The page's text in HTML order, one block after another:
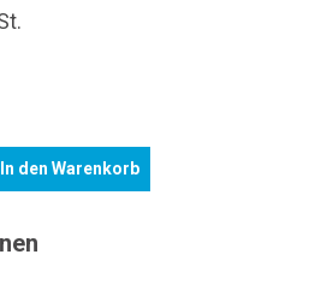
In den Warenkorb